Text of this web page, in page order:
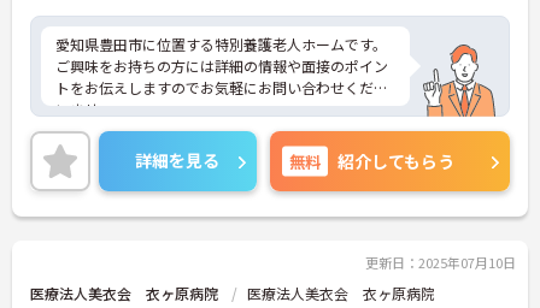
愛知県豊田市に位置する特別養護老人ホームです。
ご興味をお持ちの方には詳細の情報や面接のポイン
トをお伝えしますのでお気軽にお問い合わせくださ
いませ。
詳細を見る 無料 紹介してもらう
更新日：2025年07月10日
医療法人美衣会 衣ヶ原病院 医療法人美衣会 衣ヶ原病院